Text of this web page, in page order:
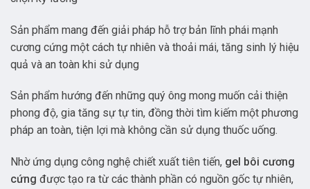
Sản phẩm mang đến giải pháp hỗ trợ bản lĩnh phái mạnh
cương cứng một cách tự nhiên và thoải mái, tăng sinh lý hiệu
quả và an toàn khi sử dụng
Sản phẩm hướng đến những quý ông mong muốn cải thiện
phong độ, gia tăng sự tự tin, đồng thời tìm kiếm một phương
pháp an toàn, tiện lợi mà không cần sử dụng thuốc uống.
Nhờ ứng dụng công nghệ chiết xuất tiên tiến, gel bôi cương
cứng được tạo ra từ các thành phần có nguồn gốc tự nhiên,